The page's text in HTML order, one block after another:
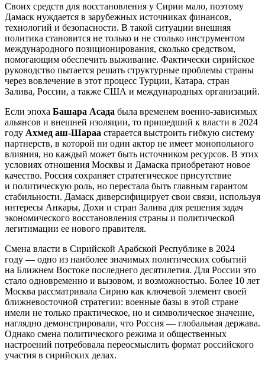
Своих средств для восстановления у Сирии мало, поэтому
Дамаск нуждается в зарубежных источниках финансов,
технологий и безопасности. В такой ситуации внешняя
политика становится не только и не столько инструментом
международного позиционирования, сколько средством,
помогающим обеспечить выживание. Фактически сирийское
руководство пытается решать структурные проблемы страны
через вовлечение в этот процесс Турции, Катара, стран
Залива, России, а также США и международных организаций.
Если эпоха Башара Асада была временем военно-зависимых
альянсов и внешней изоляции, то пришедший к власти в 2024
году Ахмед аш-Шараа старается выстроить гибкую систему
партнерств, в которой ни один актор не имеет монопольного
влияния, но каждый может быть источником ресурсов. В этих
условиях отношения Москвы и Дамаска приобретают новое
качество. Россия сохраняет стратегическое присутствие
и политическую роль, но перестала быть главным гарантом
стабильности. Дамаск диверсифицирует свои связи, используя
интересы Анкары, Дохи и стран Залива для решения задач
экономического восстановления страны и политической
легитимации ее нового правителя.
Смена власти в Сирийской Арабской Республике в 2024
году — одно из наиболее значимых политических событий
на Ближнем Востоке последнего десятилетия. Для России это
стало одновременно и вызовом, и возможностью. Более 10 лет
Москва рассматривала Сирию как ключевой элемент своей
ближневосточной стратегии: военные базы в этой стране
имели не только практическое, но и символическое значение,
наглядно демонстрировали, что Россия — глобальная держава.
Однако смена политического режима и общественных
настроений потребовала переосмыслить формат российского
участия в сирийских делах.